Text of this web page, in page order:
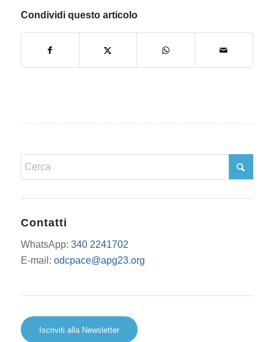
Condividi questo articolo
Contatti
WhatsApp: 340 2241702
E-mail: odcpace@apg23.org
Iscriviti alla Newsletter